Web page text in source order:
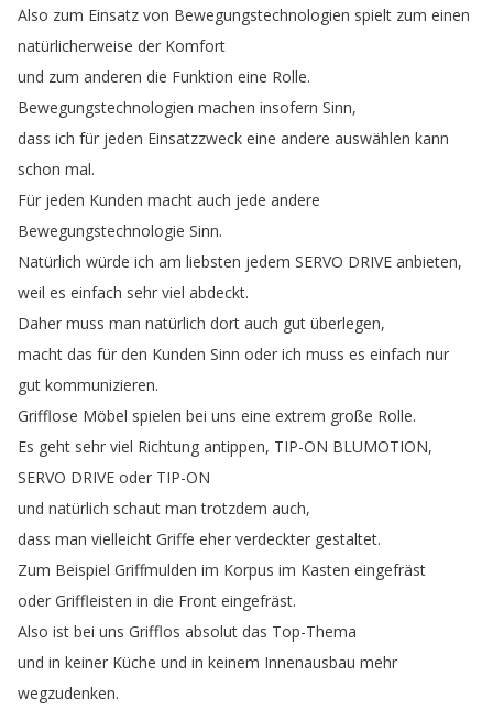
Also zum Einsatz von Bewegungstechnologien spielt zum einen
natürlicherweise der Komfort
und zum anderen die Funktion eine Rolle.
Bewegungstechnologien machen insofern Sinn,
dass ich für jeden Einsatzzweck eine andere auswählen kann
schon mal.
Für jeden Kunden macht auch jede andere
Bewegungstechnologie Sinn.
Natürlich würde ich am liebsten jedem SERVO DRIVE anbieten,
weil es einfach sehr viel abdeckt.
Daher muss man natürlich dort auch gut überlegen,
macht das für den Kunden Sinn oder ich muss es einfach nur
gut kommunizieren.
Grifflose Möbel spielen bei uns eine extrem große Rolle.
Es geht sehr viel Richtung antippen, TIP-ON BLUMOTION,
SERVO DRIVE oder TIP-ON
und natürlich schaut man trotzdem auch,
dass man vielleicht Griffe eher verdeckter gestaltet.
Zum Beispiel Griffmulden im Korpus im Kasten eingefräst
oder Griffleisten in die Front eingefräst.
Also ist bei uns Grifflos absolut das Top-Thema
und in keiner Küche und in keinem Innenausbau mehr
wegzudenken.